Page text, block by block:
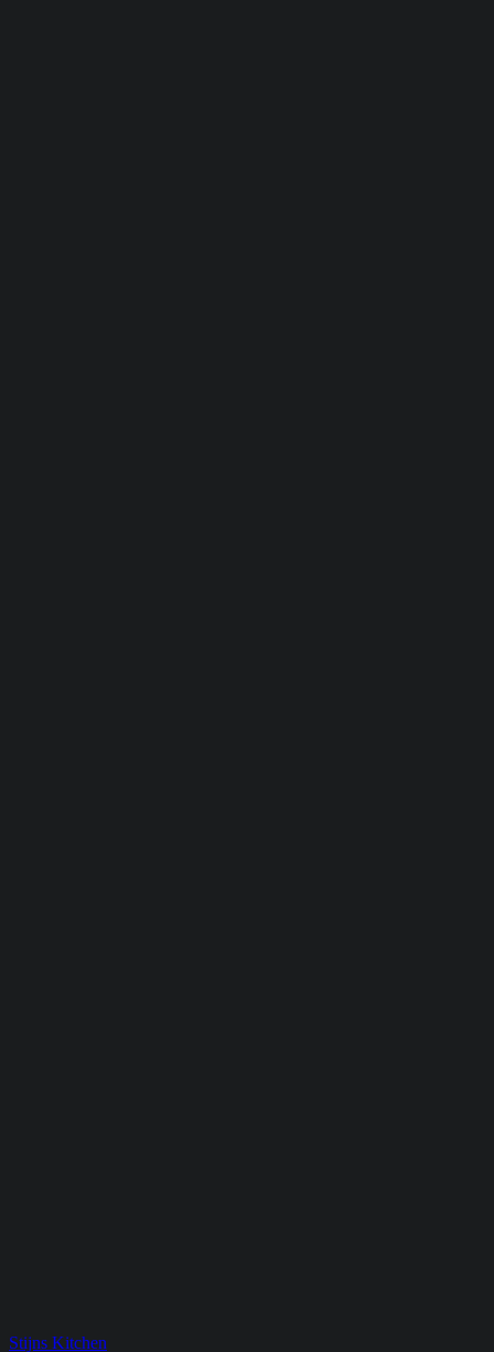
Stijns Kitchen